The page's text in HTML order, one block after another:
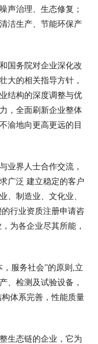
声治理、生态修复；
洁生产、节能环保产
国务院对企业深化改
大的相关指导方针，
结构的深度调整与优
，全面刷新企业整体
渝地向更高更远的目
业界人士合作交流，
广泛 建立稳定的客户
、制造业、文化业、
行业资质注册申请咨
为各企业尽其所能，
服务社会”的原则,立
、检测及试验设备，
体系完善，性能质量
生态链的企业，它为